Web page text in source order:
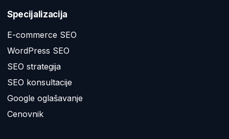
Specijalizacija
E-commerce SEO
WordPress SEO
SEO strategija
SEO konsultacije
Google oglašavanje
Cenovnik